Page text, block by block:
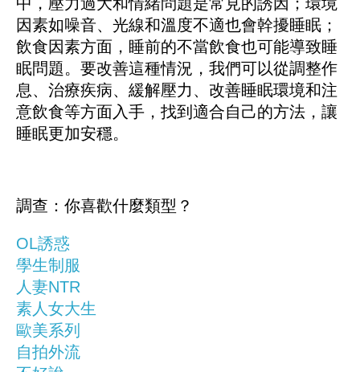
因素如噪音、光線和溫度不適也會幹擾睡眠；
飲食因素方面，睡前的不當飲食也可能導致睡
眠問題。要改善這種情況，我們可以從調整作
息、治療疾病、緩解壓力、改善睡眠環境和注
意飲食等方面入手，找到適合自己的方法，讓
睡眠更加安穩。
調查：你喜歡什麼類型？
OL誘惑
學生制服
人妻NTR
素人女大生
歐美系列
自拍外流